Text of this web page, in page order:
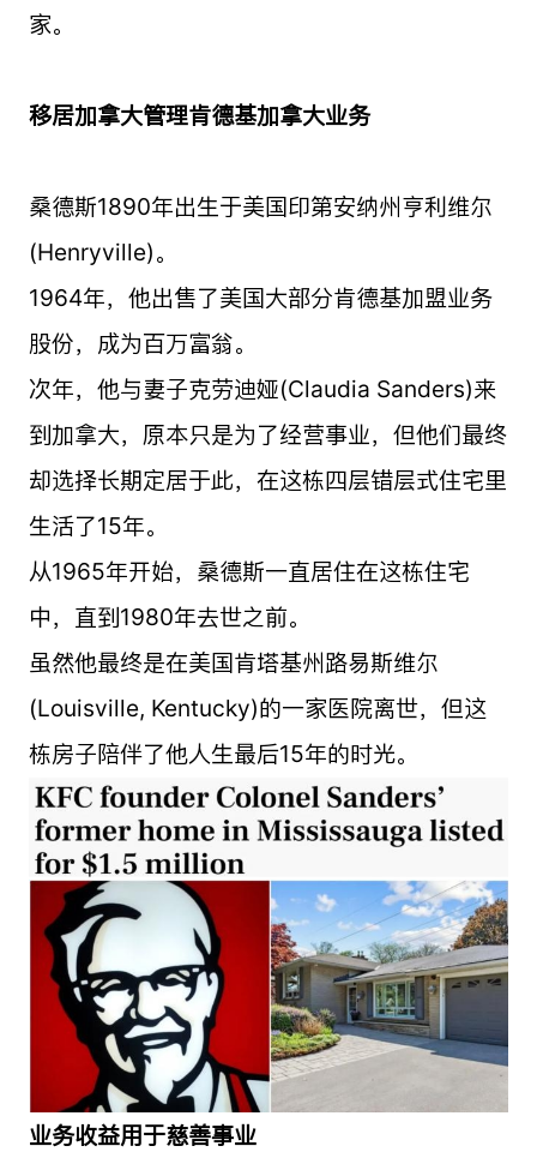
家。
移居加拿大管理肯德基加拿大业务
桑德斯1890年出生于美国印第安纳州亨利维尔
(Henryville)。
1964年，他出售了美国大部分肯德基加盟业务
股份，成为百万富翁。
次年，他与妻子克劳迪娅(Claudia Sanders)来
到加拿大，原本只是为了经营事业，但他们最终
却选择长期定居于此，在这栋四层错层式住宅里
生活了15年。
从1965年开始，桑德斯一直居住在这栋住宅
中，直到1980年去世之前。
虽然他最终是在美国肯塔基州路易斯维尔
(Louisville, Kentucky)的一家医院离世，但这
栋房子陪伴了他人生最后15年的时光。
业务收益用于慈善事业